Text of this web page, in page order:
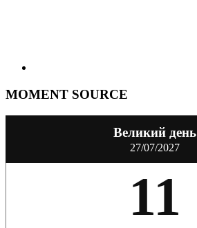
MOMENT SOURCE
Великий день
27/07/2027
11